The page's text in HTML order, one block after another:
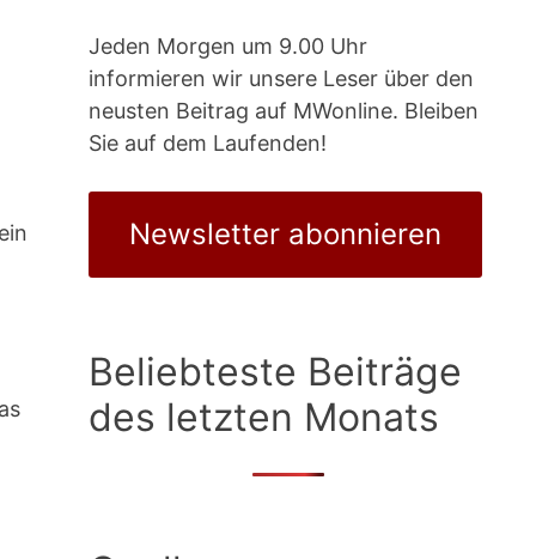
Jeden Morgen um 9.00 Uhr
informieren wir unsere Leser über den
neusten Beitrag auf MWonline. Bleiben
Sie auf dem Laufenden!
Newsletter abonnieren
Beliebteste Beiträge
des letzten Monats